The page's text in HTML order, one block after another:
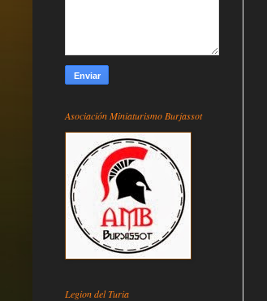
Asociación Miniaturismo Burjassot
Legion del Turia